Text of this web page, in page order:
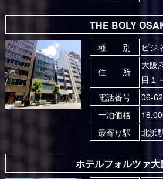
THE BOLY
種 別 ビジ
住 所
大阪
目１
電話番号
06-
一泊価格
最寄り駅
北浜
ホテルフォルツァ大